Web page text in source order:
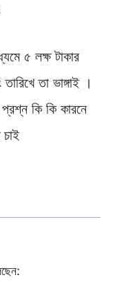
৫ লক্ষ টাকার
তা ভাঙ্গাই ।
কি কি কারনে